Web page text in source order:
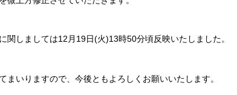
関しましては12月19日(火)13時50分頃反映いたしました。
まいりますので、今後ともよろしくお願いいたします。